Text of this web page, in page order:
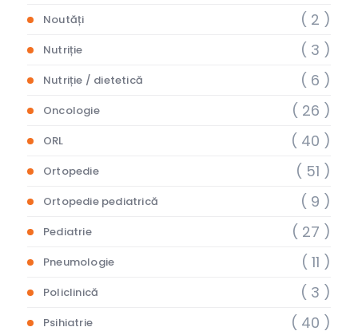
Noutăți ( 2 )
Nutriție ( 3 )
Nutriție / dietetică ( 6 )
Oncologie ( 26 )
ORL ( 40 )
Ortopedie ( 51 )
Ortopedie pediatrică ( 9 )
Pediatrie ( 27 )
Pneumologie ( 11 )
Policlinică ( 3 )
Psihiatrie ( 40 )